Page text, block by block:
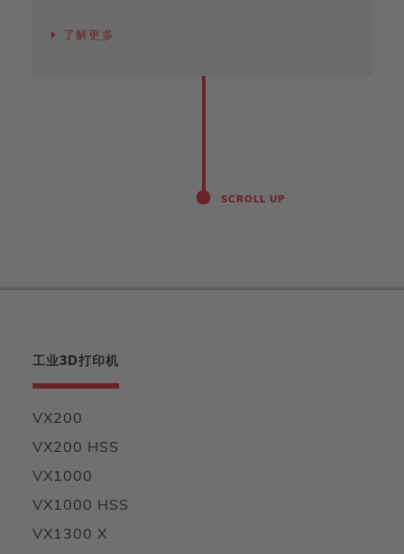
了解更多
SCROLL UP
工业3D打印机
VX200
VX200 HSS
VX1000
VX1000 HSS
VX1300 X